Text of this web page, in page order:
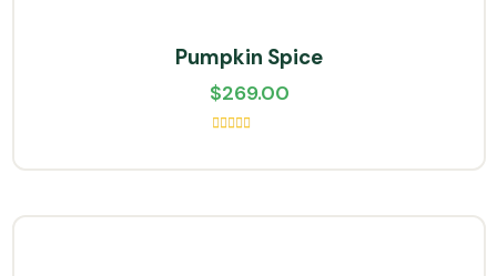
Pumpkin Spice
$269.00
5